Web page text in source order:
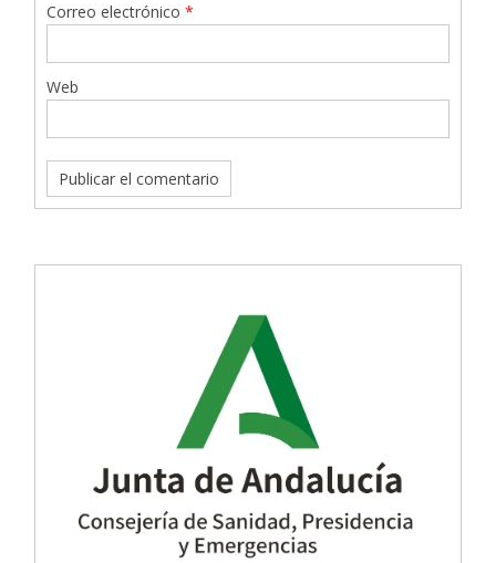
Correo electrónico*
Web